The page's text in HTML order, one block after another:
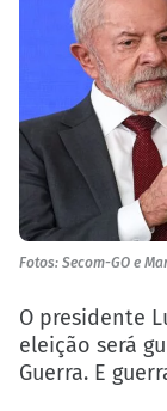
Fotos: Secom-GO e
O presidente
eleição será
Guerra. E